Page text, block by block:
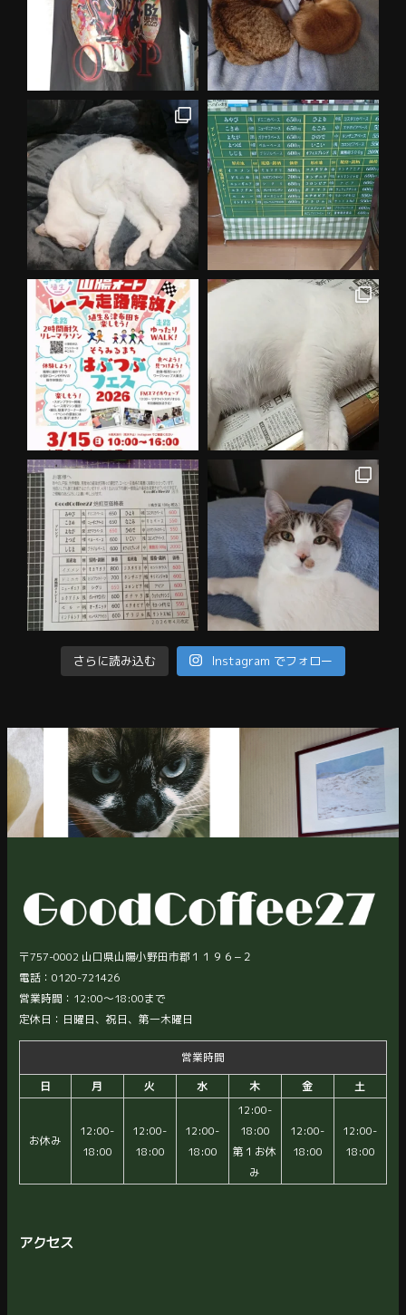
さらに読み込む Instagram でフォロー
〒757-0002 山口県山陽小野田市郡１１９６−２
電話：0120-721426
営業時間：12:00〜18:00まで
定休日：日曜日、祝日、第一木曜日
営業時間
日
月 火 水 木 金 土
お休み
12:00-
18:00
12:00-
18:00
12:00-
18:00
12:00-
18:00
第１お休
み
12:00-
18:00
12:00-
18:00
アクセス